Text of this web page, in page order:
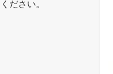
ださい。